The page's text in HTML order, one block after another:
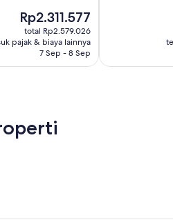
Harga
sekarang
Rp2.311.577
Rp2.311.577
total Rp2.579.026
pajak & biaya lainnya
7 Sep - 8 Sep